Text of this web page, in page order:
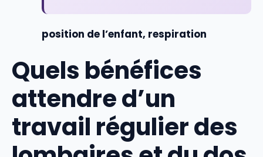
position de l’enfant, respiration
Quels bénéfices
attendre d’un
travail régulier des